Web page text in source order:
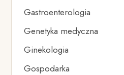
Gastroenterologia
Genetyka medyczna
Ginekologia
Gospodarka